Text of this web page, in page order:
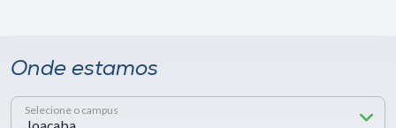
Onde estamos
Selecione o campus